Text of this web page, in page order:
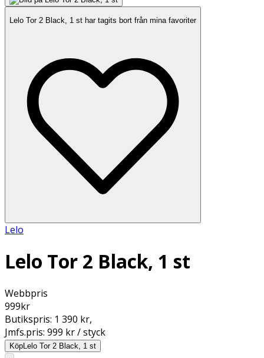
Lelo Tor 2 Black, 1 st har tagits bort från mina favoriter
Lelo
Lelo Tor 2 Black, 1 st
Webbpris
999kr
Butikspris: 1 390 kr,
Jmfs.pris: 999 kr / styck
KöpLelo Tor 2 Black, 1 st